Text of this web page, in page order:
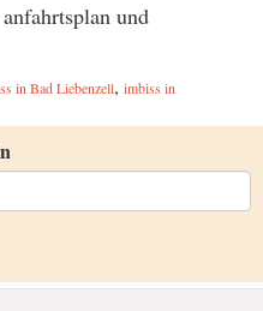
und
in Bad Liebenzell, imbiss in